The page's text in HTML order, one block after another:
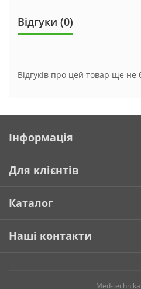
Відгуки (0)
Відгуків про цей товар ще не
Інформація
Для клієнтів
Каталог
Наші контакти
Med-